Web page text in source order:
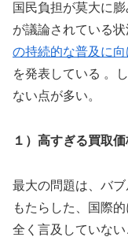
国民負担が莫大に
が議論されている
の持続的な普及に
を発表している 。
ない点が多い。
１）高すぎる買取
最大の問題は、バ
もたらした、国際
全く言及していな